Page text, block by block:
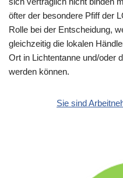
öfter der besondere Pfiff der
Rolle bei der Entscheidung,
gleichzeitig die lokalen
Ort in Lichtentanne und/oder
werden können.
Sie sind